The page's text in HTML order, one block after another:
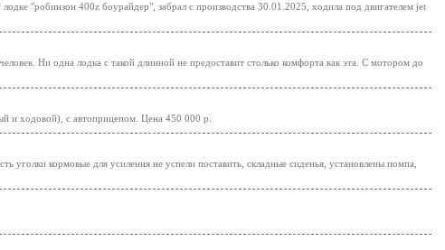
"робинзон 400z боурайдер", забрал с производства 30.01.2025, ходила под двигателем jet
Ни одна лодка с такой длинной не предоставит столько комфорта как эта. С мотором до
и ходовой), с автоприцепом. Цена 450 000 р.
кормовые для усиления не успели поставить, складные сиденья, установлены помпа,